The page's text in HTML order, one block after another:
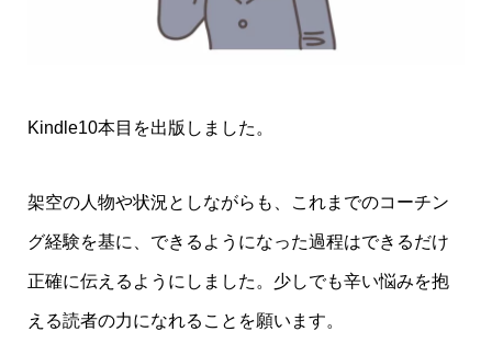
Kindle10本目を出版しました。
架空の人物や状況としながらも、これまでのコーチン
グ経験を基に、できるようになった過程はできるだけ
正確に伝えるようにしました。少しでも辛い悩みを抱
える読者の力になれることを願います。